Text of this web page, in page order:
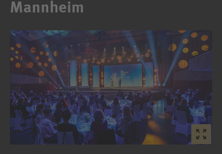
Mannheim